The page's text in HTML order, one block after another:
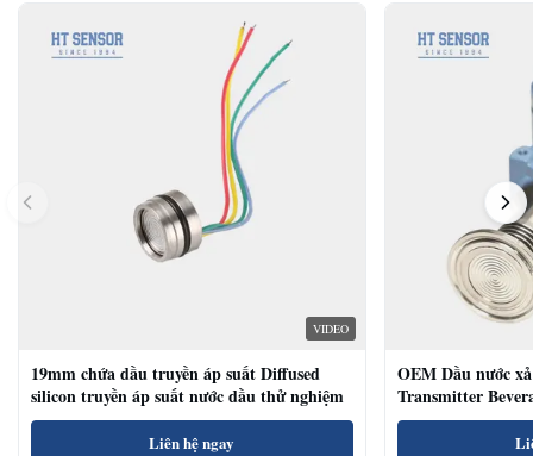
VIDEO
19mm chứa dầu truyền áp suất Diffused
silicon truyền áp suất nước dầu thử nghiệm
Liên hệ ngay
OEM Dầu nước
Transmitter
Sensor